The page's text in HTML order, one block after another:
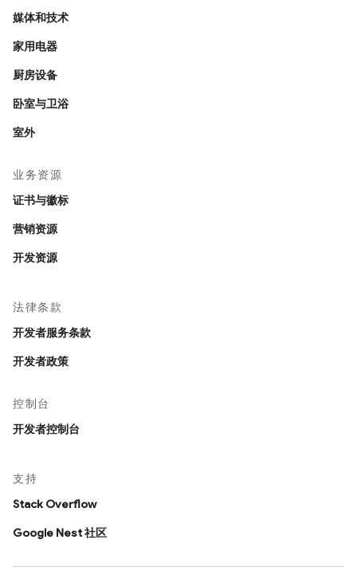
媒体和技术
家用电器
厨房设备
卧室与卫浴
室外
业务资源
证书与徽标
营销资源
开发资源
法律条款
开发者服务条款
开发者政策
控制台
开发者控制台
支持
Stack Overflow
Google Nest 社区